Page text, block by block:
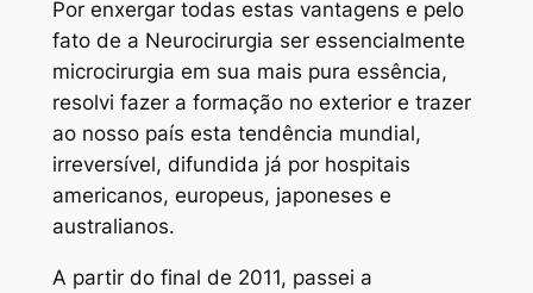
Por enxergar todas estas vantagens e pelo
fato de a Neurocirurgia ser essencialmente
microcirurgia em sua mais pura essência,
resolvi fazer a formação no exterior e trazer
ao nosso país esta tendência mundial,
irreversível, difundida já por hospitais
americanos, europeus, japoneses e
australianos.
A partir do final de 2011, passei a